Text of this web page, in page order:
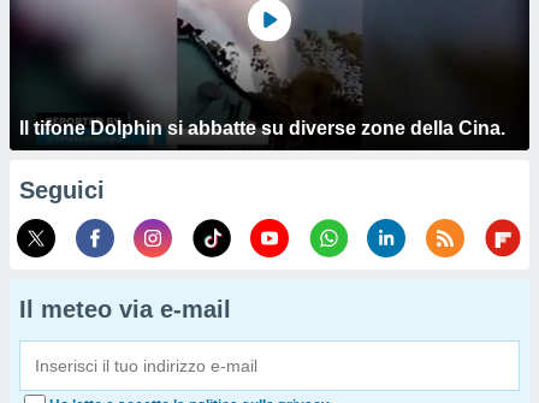
Il tifone Dolphin si abbatte su diverse zone della Cina.
Seguici
Il meteo via e-mail